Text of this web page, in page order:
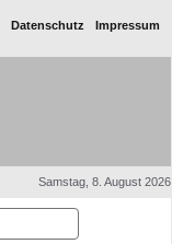
Datenschutz Impressum
Samstag, 8. August 2026